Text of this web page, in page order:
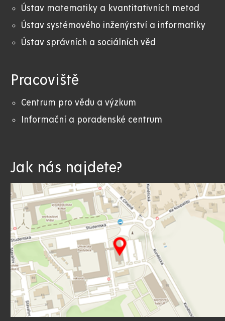
Ústav matematiky a kvantitativních metod
Ústav systémového inženýrství a informatiky
Ústav správních a sociálních věd
Pracoviště
Centrum pro vědu a výzkum
Informační a poradenské centrum
Jak nás najdete?